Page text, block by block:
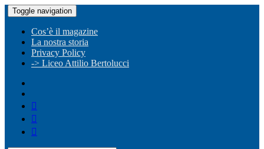
Toggle navigation
Cos’è il magazine
La nostra storia
Privacy Policy
-> Liceo Attilio Bertolucci